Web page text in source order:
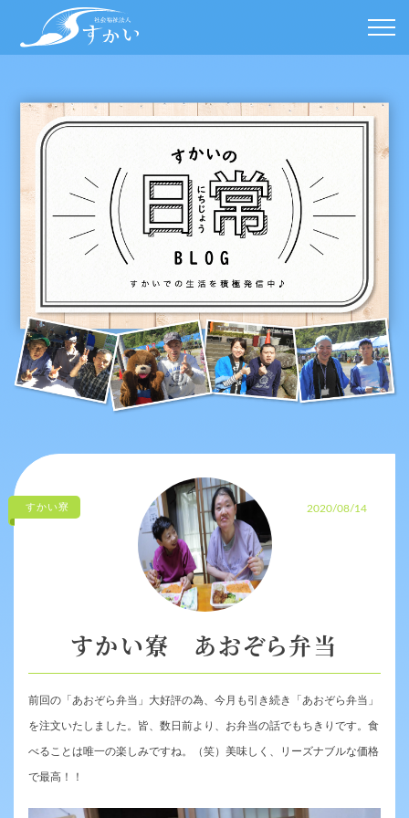
すかい寮 2020/08/14
すかい寮 あおぞら弁当
前回の「あおぞら弁当」大好評の為、今月も引き続き「あおぞら弁当」
を注文いたしました。皆、数日前より、お弁当の話でもちきりです。食
べることは唯一の楽しみですね。（笑）美味しく、リーズナブルな価格
で最高！！